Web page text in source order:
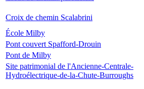
Croix de chemin Scalabrini
École Milby
Pont couvert Spafford-Drouin
Pont de Milby
Site patrimonial de l'Ancienne-Centrale-
Hydroélectrique-de-la-Chute-Burroughs